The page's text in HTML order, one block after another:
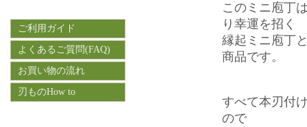
このミニ庖丁
り幸運を招く
縁起ミニ庖丁
商品です。
すべて本刃付
ので
ご利用ガイド
よくあるご質問(FAQ)
お買い物の流れ
刃ものHow to